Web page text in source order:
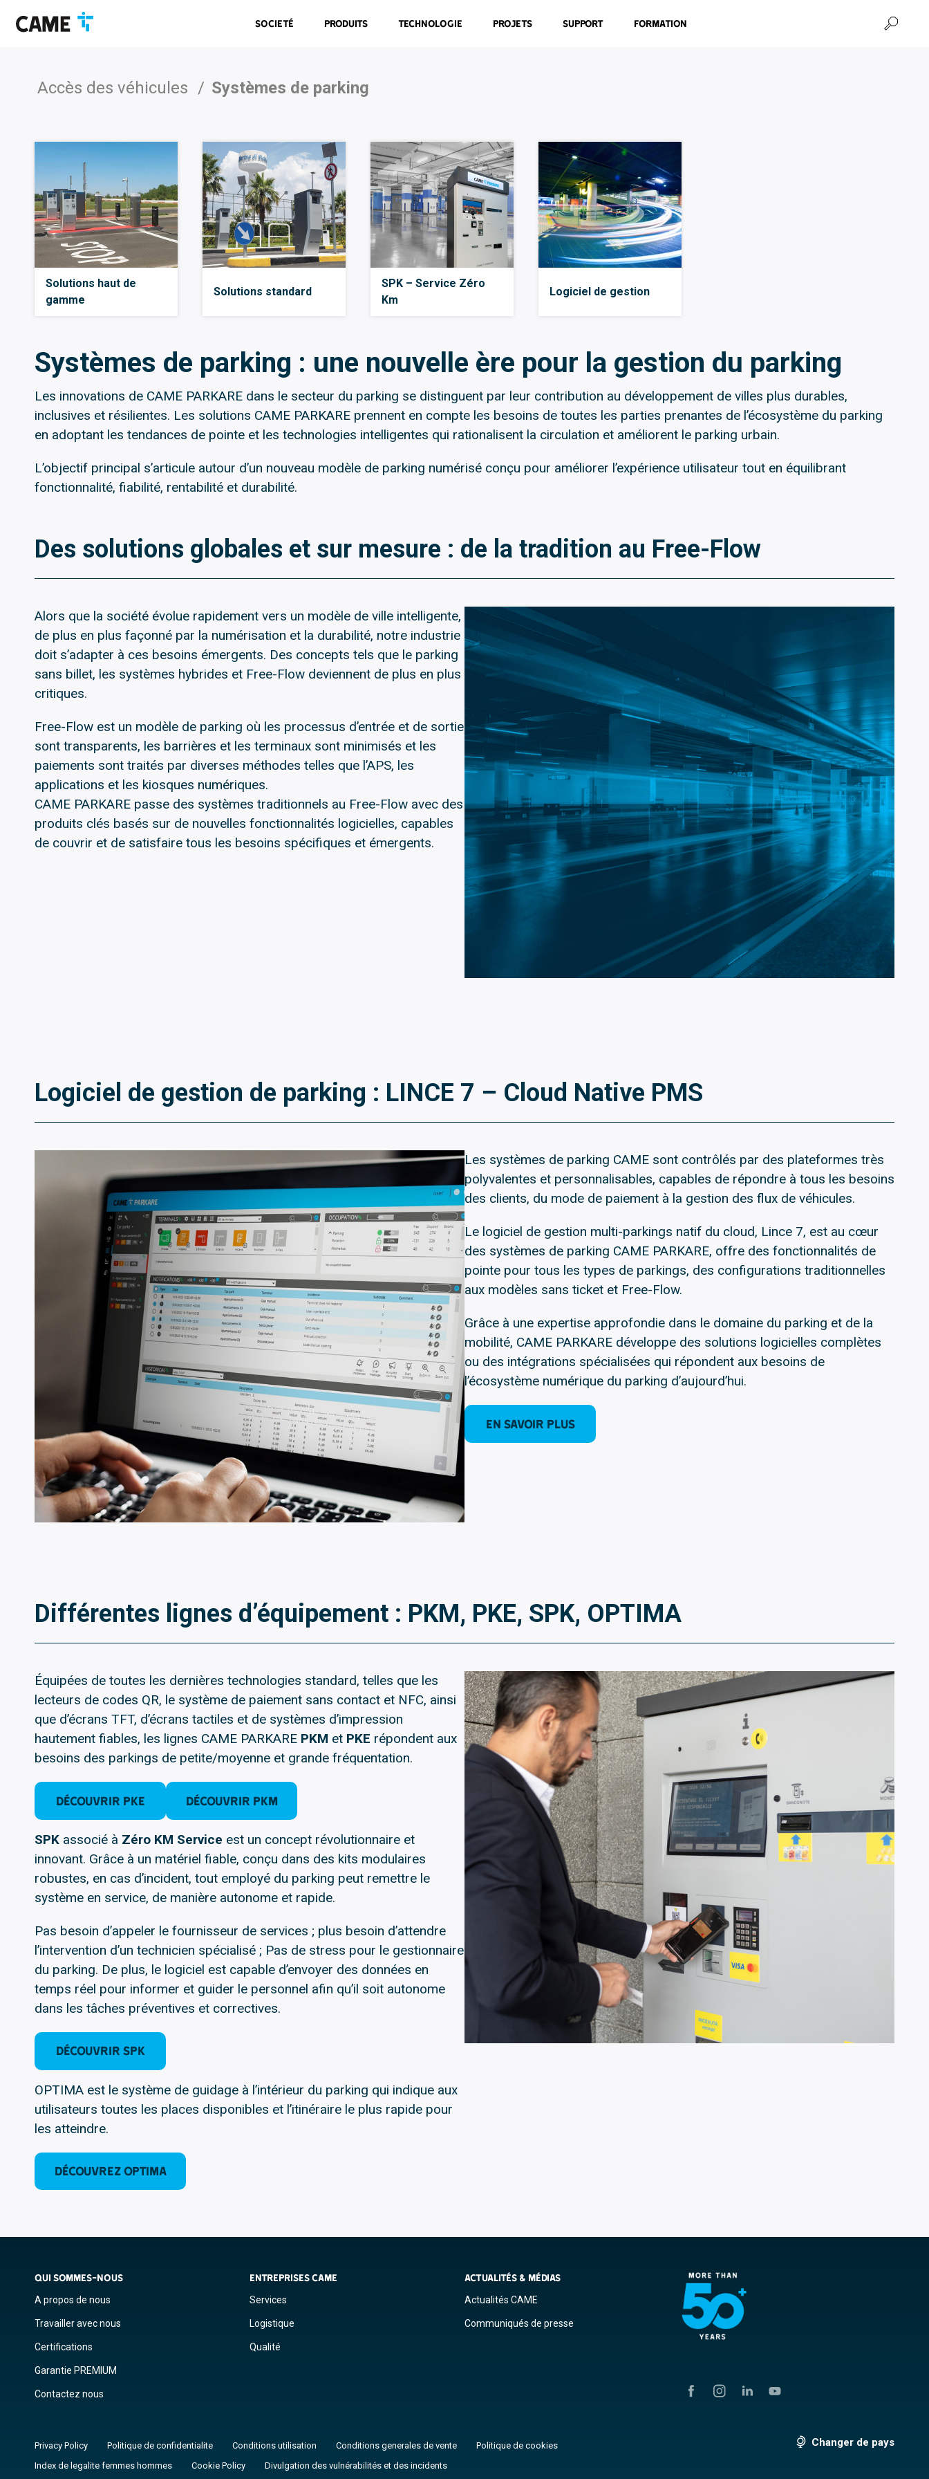
contenu
Societé Produits Technologie Projets Support Formation
Accès des véhicules / Systèmes de parking
Solutions haut de
gamme
Solutions standard
SPK – Service Zéro
Km
Logiciel de gestion
Systèmes de parking : une nouvelle ère pour la gestion du parking
Les innovations de CAME PARKARE dans le secteur du parking se distinguent par leur contribution au développement de villes plus durables,
inclusives et résilientes. Les solutions CAME PARKARE prennent en compte les besoins de toutes les parties prenantes de l’écosystème du parking
en adoptant les tendances de pointe et les technologies intelligentes qui rationalisent la circulation et améliorent le parking urbain.
L’objectif principal s’articule autour d’un nouveau modèle de parking numérisé conçu pour améliorer l’expérience utilisateur tout en équilibrant
fonctionnalité, fiabilité, rentabilité et durabilité.
Des solutions globales et sur mesure : de la tradition au Free-Flow
Alors que la société évolue rapidement vers un modèle de ville intelligente,
de plus en plus façonné par la numérisation et la durabilité, notre industrie
doit s’adapter à ces besoins émergents. Des concepts tels que le parking
sans billet, les systèmes hybrides et Free-Flow deviennent de plus en plus
critiques.
Free-Flow est un modèle de parking où les processus d’entrée et de sortie
sont transparents, les barrières et les terminaux sont minimisés et les
paiements sont traités par diverses méthodes telles que l’APS, les
applications et les kiosques numériques.
CAME PARKARE passe des systèmes traditionnels au Free-Flow avec des
produits clés basés sur de nouvelles fonctionnalités logicielles, capables
de couvrir et de satisfaire tous les besoins spécifiques et émergents.
Logiciel de gestion de parking : LINCE 7 – Cloud Native PMS
Les systèmes de parking CAME sont contrôlés par des plateformes très
polyvalentes et personnalisables, capables de répondre à tous les besoins
des clients, du mode de paiement à la gestion des flux de véhicules.
Le logiciel de gestion multi-parkings natif du cloud, Lince 7, est au cœur
des systèmes de parking CAME PARKARE, offre des fonctionnalités de
pointe pour tous les types de parkings, des configurations traditionnelles
aux modèles sans ticket et Free-Flow.
Grâce à une expertise approfondie dans le domaine du parking et de la
mobilité, CAME PARKARE développe des solutions logicielles complètes
ou des intégrations spécialisées qui répondent aux besoins de
l’écosystème numérique du parking d’aujourd’hui.
En savoir plus
Différentes lignes d’équipement : PKM, PKE, SPK, OPTIMA
Équipées de toutes les dernières technologies standard, telles que les
lecteurs de codes QR, le système de paiement sans contact et NFC, ainsi
que d’écrans TFT, d’écrans tactiles et de systèmes d’impression
hautement fiables, les lignes CAME PARKARE PKM et PKE répondent aux
besoins des parkings de petite/moyenne et grande fréquentation.
DÉCOUVRIR PKE DÉCOUVRIR PKM
SPK associé à Zéro KM Service est un concept révolutionnaire et
innovant. Grâce à un matériel fiable, conçu dans des kits modulaires
robustes, en cas d’incident, tout employé du parking peut remettre le
système en service, de manière autonome et rapide.
Pas besoin d’appeler le fournisseur de services ; plus besoin d’attendre
l’intervention d’un technicien spécialisé ; Pas de stress pour le gestionnaire
du parking. De plus, le logiciel est capable d’envoyer des données en
temps réel pour informer et guider le personnel afin qu’il soit autonome
dans les tâches préventives et correctives.
DÉCOUVRIR SPK
OPTIMA est le système de guidage à l’intérieur du parking qui indique aux
utilisateurs toutes les places disponibles et l’itinéraire le plus rapide pour
les atteindre.
DÉCOUVREZ OPTIMA
QUI SOMMES-NOUS
A propos de nous
Travailler avec nous
Certifications
Garantie PREMIUM
Contactez nous
ENTREPRISES CAME
Services
Logistique
Qualité
ACTUALITÉS & MÉDIAS
Actualités CAME
Communiqués de presse
Privacy Policy Politique de confidentialite Conditions utilisation Conditions generales de vente
Politique de cookies
Index de legalite femmes hommes
Cookie Policy Divulgation des vulnérabilités et des incidents
Changer de pays